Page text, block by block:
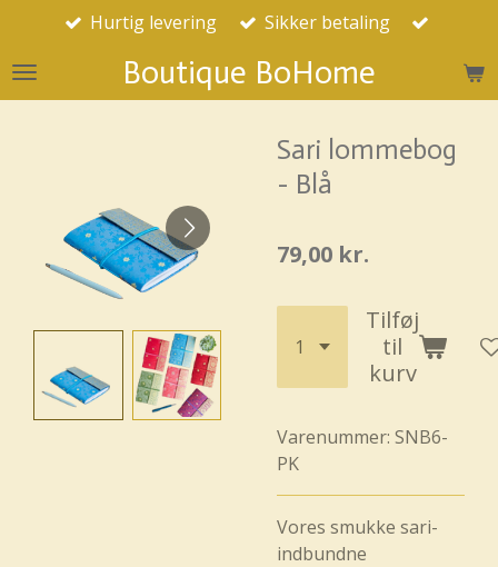
Spring
hovedindhold Boutique BoHome
Hurtig levering Sikker betaling
Sari lommebog
- Blå
79,00 kr.
Tilføj
til
kurv
Varenummer: SNB6-
PK
Vores smukke sari-
indbundne